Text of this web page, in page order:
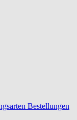
Bestellungen